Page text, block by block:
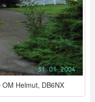
Helmut, DB6NX